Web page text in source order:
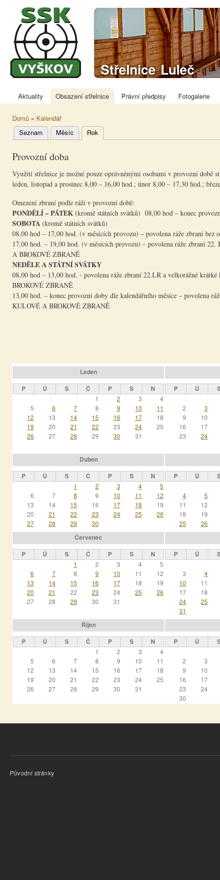
Sportovně
střelecký klub
Vyškov
Střelnice Luleč
Hlavní menu
Aktuality Obsazení střelnice Právní předpisy Fotogalerie
Jste zde
Domů » Kalendář
Hlavní
záložky
Seznam Měsíc Rok
Provozní doba
Vyu​žití střelnice je možné pouze oprávněnými osobami v provozní době
leden, listopad a prosinec 8,00 – 16,00 hod.; únor 8,00 – 17,30 hod.;
Omezení zbraní podle ráží v provozní době:
PONDĚLÍ – PÁTEK (kromě státních svátků) 08,00 hod – konec
SOBOTA (kromě státních svátků)
08,00 hod – 17,00 hod. (v měsících provozu) – povolena ráže zbraní bez
17,00 hod. – 19,00 hod. (v měsících provozu) – povolena ráže
A BROKOVÉ ZBRANĚ
NEDĚLE A STÁTNÍ SVÁTKY
08,00 hod – 13,00 hod. - povolena ráže zbraní 22.LR a velkorážné
BROKOVÉ ZBRANĚ
13,00 hod. – konec provozní doby dle kalendářního měsíce –
KULOVÉ A BROKOVÉ ZBRANĚ
Leden
P
Ú S Č P S
N
1
2 3
4
5
6 7 8 9 10
11
12
13 14 15 16 17
18
19
20 21 22 23 24
25
26
27 28 29 30 31
P Ú
2
3
9
10
16
17
23
24
Duben
P
Ú S Č P S
N
1
2 3 4
5
6
7 8 9 10 11
12
13
14 15 16 17 18
19
20
21 22 23 24 25
26
27
28 29 30
P Ú
4
5
11
12
18
19
25
26
Červenec
P
Ú S Č P S
N
1
2 3 4
5
6
7 8 9 10 11
12
13
14 15 16 17 18
19
20
21 22 23 24 25
26
27
28 29 30 31
P Ú
3
4
10
11
17
18
24
25
31
Říjen
P
Ú S Č P S
N
1
2 3
4
5
6 7 8 9 10
11
12
13 14 15 16 17
18
19
20 21 22 23 24
25
26
27 28 29 30 31
P Ú
2
3
9
10
16
17
23
24
30
Původní stránky